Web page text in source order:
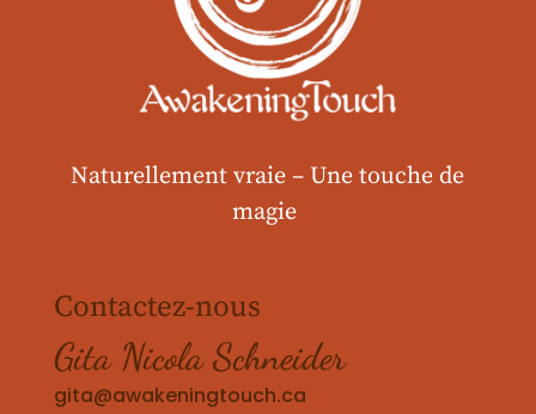
Naturellement vraie – Une touche de
magie
Contactez-nous
Gita Nicola Schneider
gita@awakeningtouch.ca